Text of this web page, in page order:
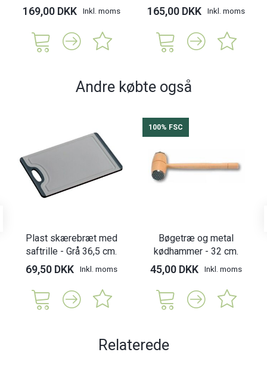
169,00 DKK Inkl. moms 165,00 DKK Inkl. moms
Andre købte også
Plast skærebræt med
saftrille - Grå 36,5 cm.
69,50 DKK Inkl. moms
100% FSC
Bøgetræ og metal
kødhammer - 32 cm.
45,00 DKK Inkl. moms
Relaterede